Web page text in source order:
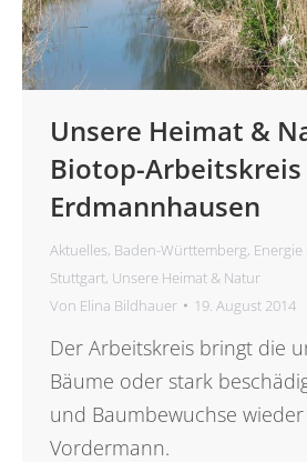
Unsere Heimat &
Biotop-Arbeitskreis
Erdmannhausen
Aktuelles, Baden-Württemberg,
Stuttgart, Unsere Heimat & Natur
Von Elina Bildhauer 19. August 2014
Der Arbeitskreis bringt die
Bäume oder stark
und Baumbewuchse
Vordermann.